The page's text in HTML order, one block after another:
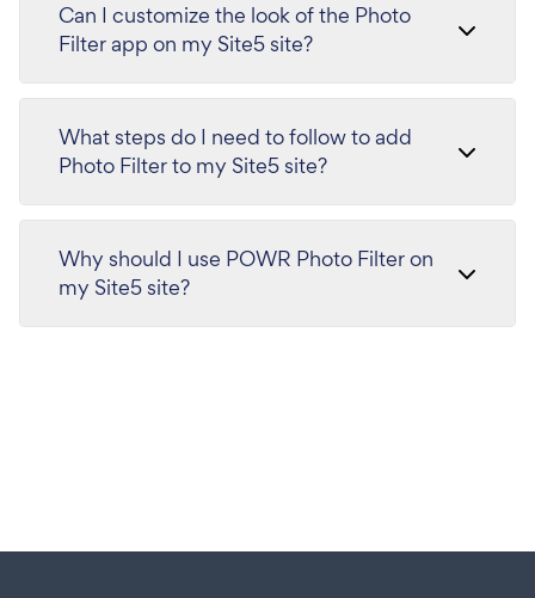
Can I customize the look of the Photo
Filter app on my Site5 site?
What steps do I need to follow to add
Photo Filter to my Site5 site?
Why should I use POWR Photo Filter on
my Site5 site?